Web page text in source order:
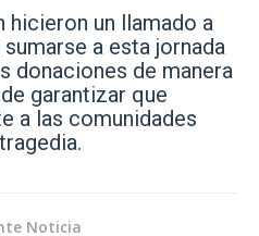
hicieron un llamado a
a esta jornada
donaciones de manera
garantizar que
a las comunidades
Noticia